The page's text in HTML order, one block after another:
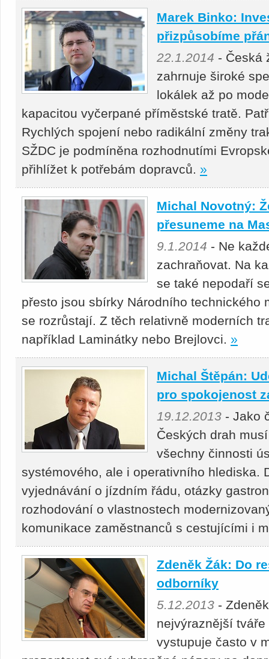
Marek Binko:
přizpůsobíme
22.1.2014 - Česká
zahrnuje široké
lokálek až po
kapacitou vyčerpané příměstské tratě.
Rychlých spojení nebo radikální změny
SŽDC je podmíněna rozhodnutími
přihlížet k potřebám dopravců. »
Michal Novotný:
přesuneme na
9.1.2014 - Ne
zachraňovat. Na
se také nepodaří
přesto jsou sbírky Národního technického
se rozrůstají. Z těch relativně moderních
například Laminátky nebo Brejlovci. »
Michal Štěpán:
pro spokojenost
19.12.2013 - Jako
Českých drah
všechny činnosti
systémového, ale i operativního hlediska.
vyjednávání o jízdním řádu, otázky
rozhodování o vlastnostech
komunikace zaměstnanců s cestujícími i
Zdeněk Žák: Do
odborníky
5.12.2013 -
nejvýraznější
vystupuje často v